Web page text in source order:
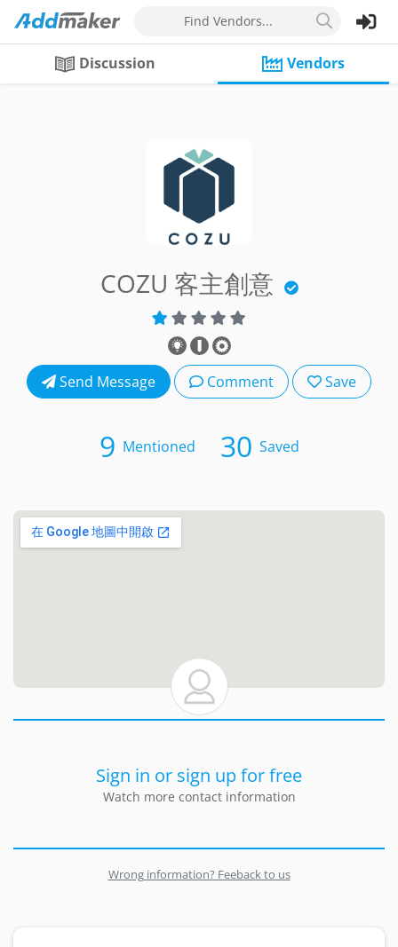
Find Vendors...
Discussion Vendors
COZU 客主創意
Send Message Comment Save
9 Mentioned 30 Saved
Sign in or sign up for free
Watch more contact information
Wrong information? Feeback to us